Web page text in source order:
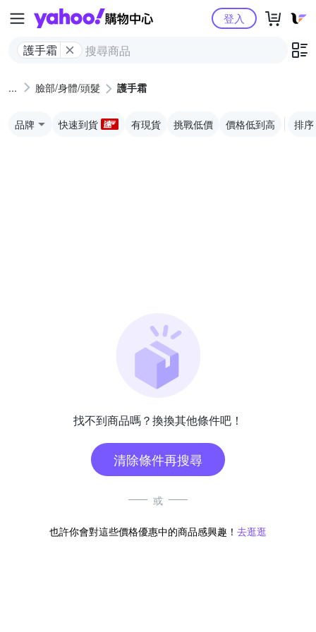
Yahoo購物中心
護手霜
登入
臉部/身體/頭髮 護手霜
品牌 快速到貨 有現貨 挑戰低價 價格低到高 排序
找不到商品嗎？換換其他條件吧！
清除條件再搜尋
或
也許你會對這些價格優惠中的商品感興趣！ 去逛逛